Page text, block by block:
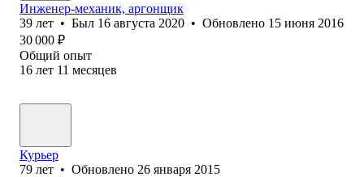
Инженер-механик, аргонщик
39 лет • Был 16 августа 2020 • Обновлено 15 июня 2016
30 000 ₽
Общий опыт
16 лет 11 месяцев
Курьер
79 лет • Обновлено 26 января 2015